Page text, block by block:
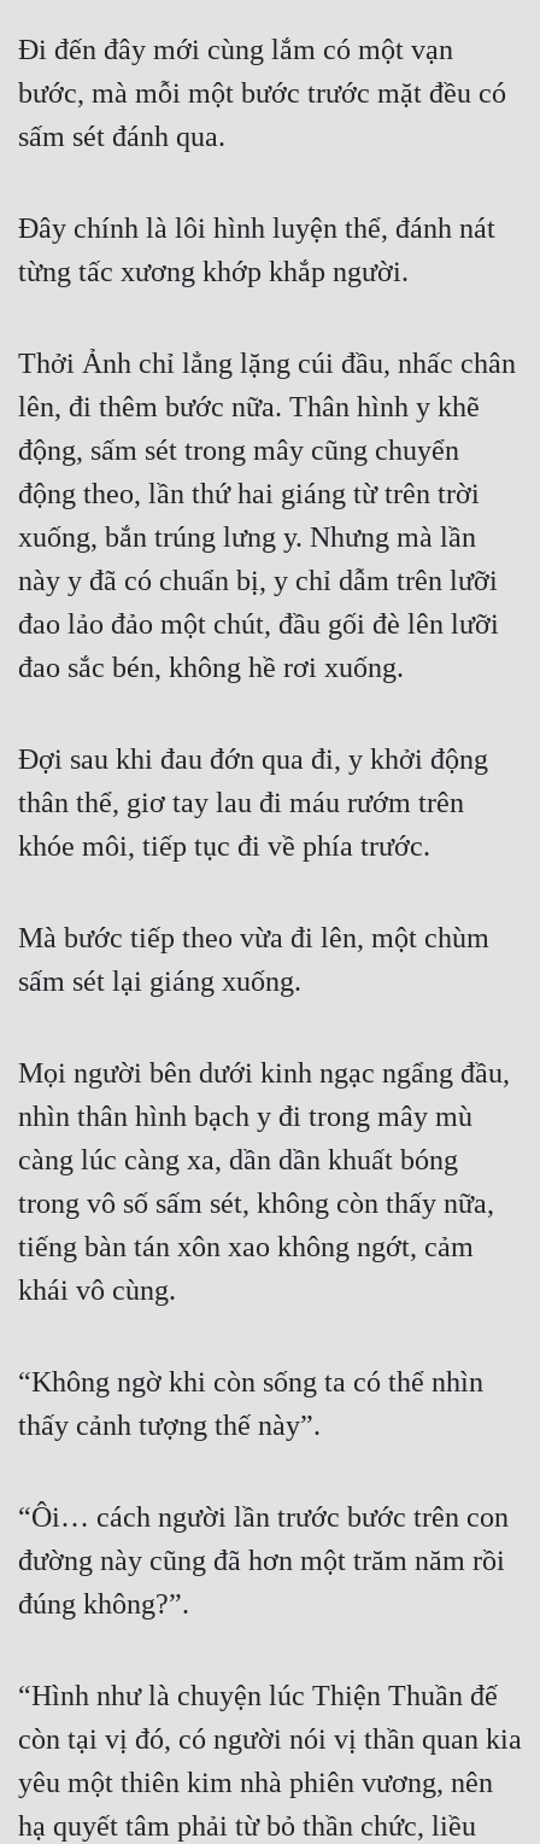
Đi đến đây mới cùng lắm có một vạn
bước, mà mỗi một bước trước mặt đều có
sấm sét đánh qua.
Đây chính là lôi hình luyện thể, đánh nát
từng tấc xương khớp khắp người.
Thởi Ảnh chỉ lẳng lặng cúi đầu, nhấc chân
lên, đi thêm bước nữa. Thân hình y khẽ
động, sấm sét trong mây cũng chuyển
động theo, lần thứ hai giáng từ trên trời
xuống, bắn trúng lưng y. Nhưng mà lần
này y đã có chuẩn bị, y chỉ dẫm trên lưỡi
đao lảo đảo một chút, đầu gối đè lên lưỡi
đao sắc bén, không hề rơi xuống.
Đợi sau khi đau đớn qua đi, y khởi động
thân thể, giơ tay lau đi máu rướm trên
khóe môi, tiếp tục đi về phía trước.
Mà bước tiếp theo vừa đi lên, một chùm
sấm sét lại giáng xuống.
Mọi người bên dưới kinh ngạc ngẩng đầu,
nhìn thân hình bạch y đi trong mây mù
càng lúc càng xa, dần dần khuất bóng
trong vô số sấm sét, không còn thấy nữa,
tiếng bàn tán xôn xao không ngớt, cảm
khái vô cùng.
“Không ngờ khi còn sống ta có thể nhìn
thấy cảnh tượng thế này”.
“Ôi… cách người lần trước bước trên con
đường này cũng đã hơn một trăm năm rồi
đúng không?”.
“Hình như là chuyện lúc Thiện Thuần đế
còn tại vị đó, có người nói vị thần quan kia
yêu một thiên kim nhà phiên vương, nên
hạ quyết tâm phải từ bỏ thần chức, liều